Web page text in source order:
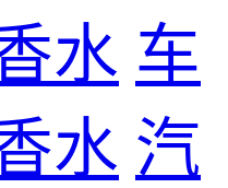
水 车
水 汽